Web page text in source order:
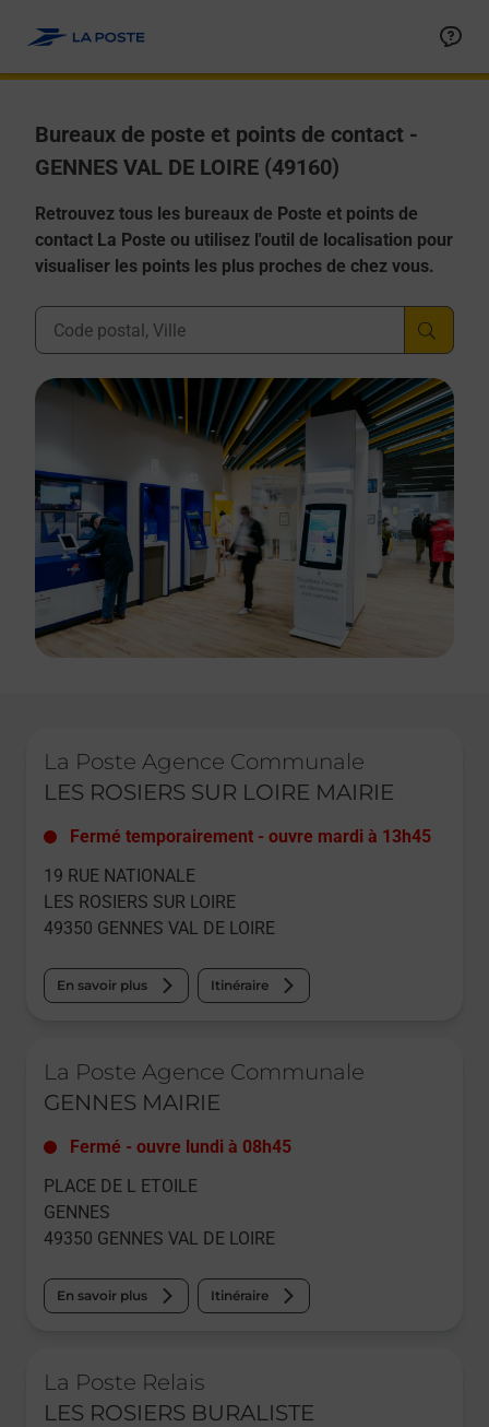
Bureaux de poste et points de contact -
GENNES VAL DE LOIRE (49160)
Retrouvez tous les bureaux de Poste et points de
contact La Poste ou utilisez l'outil de localisation pour
visualiser les points les plus proches de chez vous.
Ville, Département, Code Postal
La Poste Agence Communale
LES ROSIERS SUR LOIRE MAIRIE
Fermé temporairement - ouvre mardi à 13h45
19 RUE NATIONALE
LES ROSIERS SUR LOIRE
49350 GENNES VAL DE LOIRE
En savoir plus Itinéraire
La Poste Agence Communale
GENNES MAIRIE
Fermé - ouvre lundi à 08h45
PLACE DE L ETOILE
GENNES
49350 GENNES VAL DE LOIRE
En savoir plus Itinéraire
La Poste Relais
LES ROSIERS BURALISTE